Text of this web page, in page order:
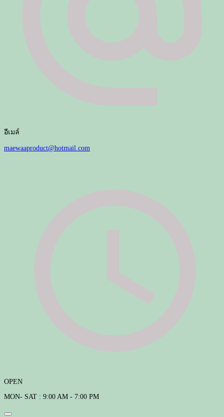
อีเมล์
maewaaproduct@hotmail.com
OPEN
MON- SAT : 9:00 AM - 7:00 PM